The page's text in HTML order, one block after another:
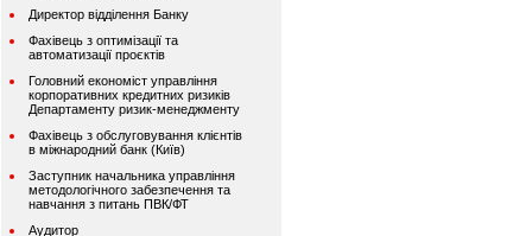
Директор відділення Банку
Фахівець з оптимізації та
автоматизації проєктів
Головний економіст управління
корпоративних кредитних ризиків
Департаменту ризик-менеджменту
Фахівець з обслуговування клієнтів
в міжнародний банк (Київ)
Заступник начальника управління
методологічного забезпечення та
навчання з питань ПВК/ФТ
Аудитор